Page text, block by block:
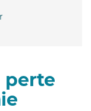
perte